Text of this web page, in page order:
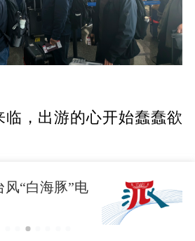
临，出游的心开始蠢蠢欲
友提出了“请三休八”的出
、30日、31日请三天
“白海豚”电